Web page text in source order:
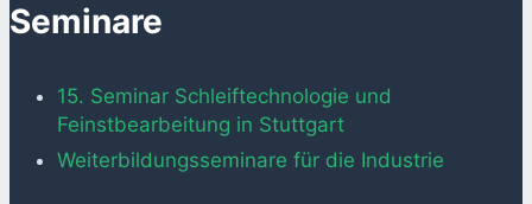
Seminare
15. Seminar Schleiftechnologie und
Feinstbearbeitung in Stuttgart
Weiterbildungsseminare für die Industrie